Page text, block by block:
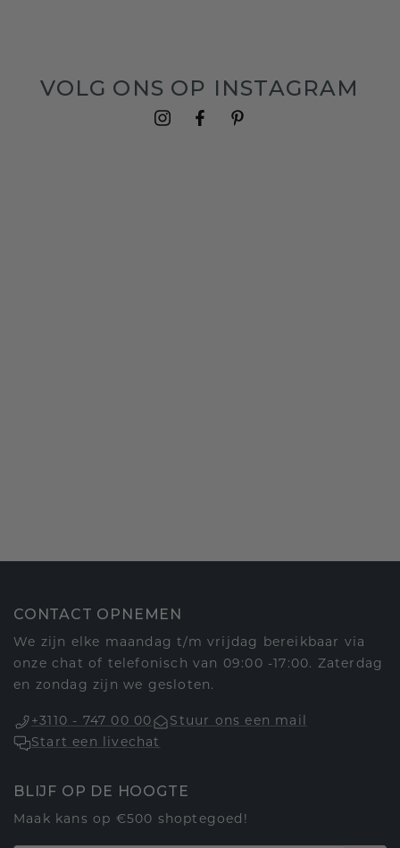
VOLG ONS OP INSTAGRAM
CONTACT OPNEMEN
We zijn elke maandag t/m vrijdag bereikbaar via
onze chat of telefonisch van 09:00 -17:00. Zaterdag
en zondag zijn we gesloten.
+3110 - 747 00 00
Stuur ons een mail
Start een livechat
BLIJF OP DE HOOGTE
Maak kans op €500 shoptegoed!